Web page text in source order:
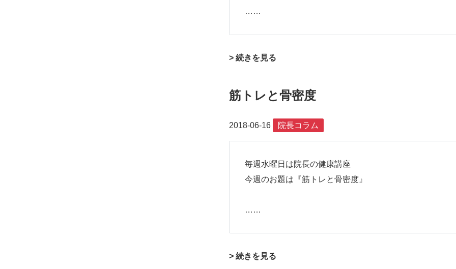
……
> 続きを見る
筋トレと骨密度
2018-06-16 院長コラム
毎週水曜日は院長の健康講座
今週のお題は『筋トレと骨密度』
……
> 続きを見る